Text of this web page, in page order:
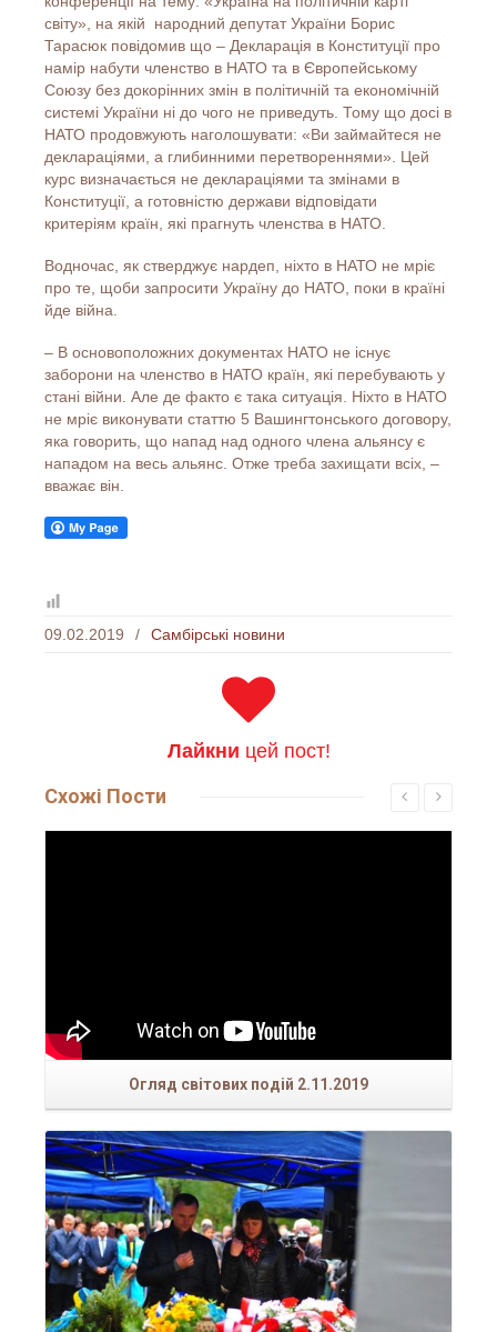
світу», на якій народний депутат України Борис
Тарасюк повідомив що – Декларація в Конституції про
намір набути членство в НАТО та в Європейському
Союзу без докорінних змін в політичній та економічній
системі України ні до чого не приведуть. Тому що досі в
НАТО продовжують наголошувати: «Ви займайтеся не
деклараціями, а глибинними перетвореннями». Цей
курс визначається не деклараціями та змінами в
Конституції, а готовністю держави відповідати
критеріям країн, які прагнуть членства в НАТО.
Водночас, як стверджує нардеп, ніхто в НАТО не мріє
про те, щоби запросити Україну до НАТО, поки в країні
йде війна.
– В основоположних документах НАТО не існує
заборони на членство в НАТО країн, які перебувають у
стані війни. Але де факто є така ситуація. Ніхто в НАТО
не мріє виконувати статтю 5 Вашингтонського договору,
яка говорить, що напад над одного члена альянсу є
нападом на весь альянс. Отже треба захищати всіх, –
вважає він.
09.02.2019 / Самбірські новини
Лайкни цей пост!
Схожі Пости
Огляд світових подій 2.11.2019